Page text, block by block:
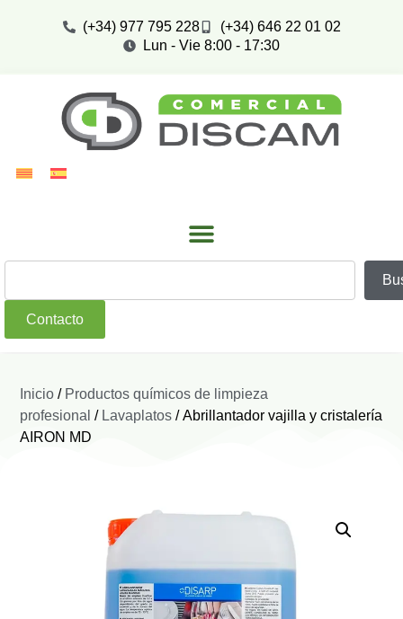
(+34) 977 795 228
(+34) 646 22 01 02
Lun - Vie 8:00 - 17:30
Contacto
Inicio / Productos químicos de limpieza
profesional / Lavaplatos / Abrillantador vajilla y cristalería
AIRON MD